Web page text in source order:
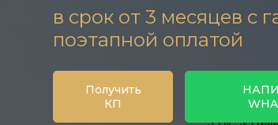
в срок от 3 месяцев с
поэтапной оплатой
Получить
КП